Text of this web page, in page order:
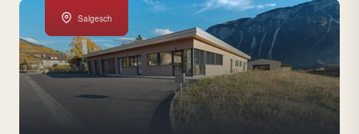
Salgesch